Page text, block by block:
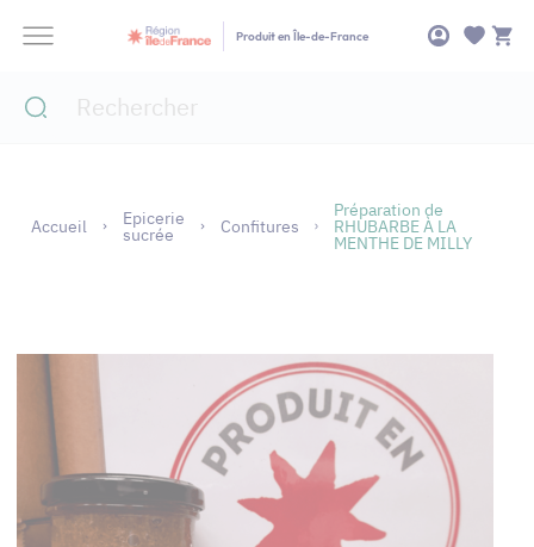
Produit en Île-de-France
Accueil Epicerie
sucrée Confitures
Préparation de
RHUBARBE À LA
MENTHE DE MILLY